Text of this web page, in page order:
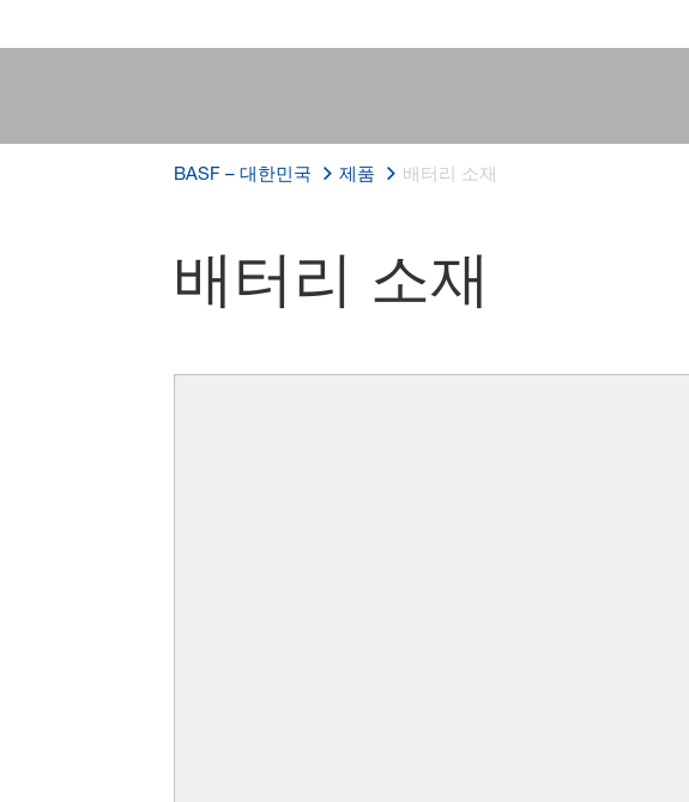
BASF – 대한민국 제품 배터리 소재
배터리 소재